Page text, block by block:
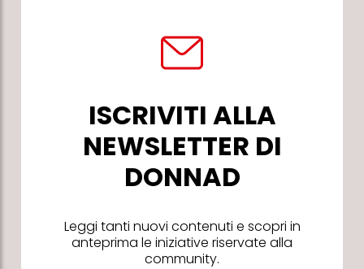
ISCRIVITI ALLA
NEWSLETTER DI
DONNAD
Leggi tanti nuovi contenuti e scopri in
anteprima le iniziative riservate alla
community.